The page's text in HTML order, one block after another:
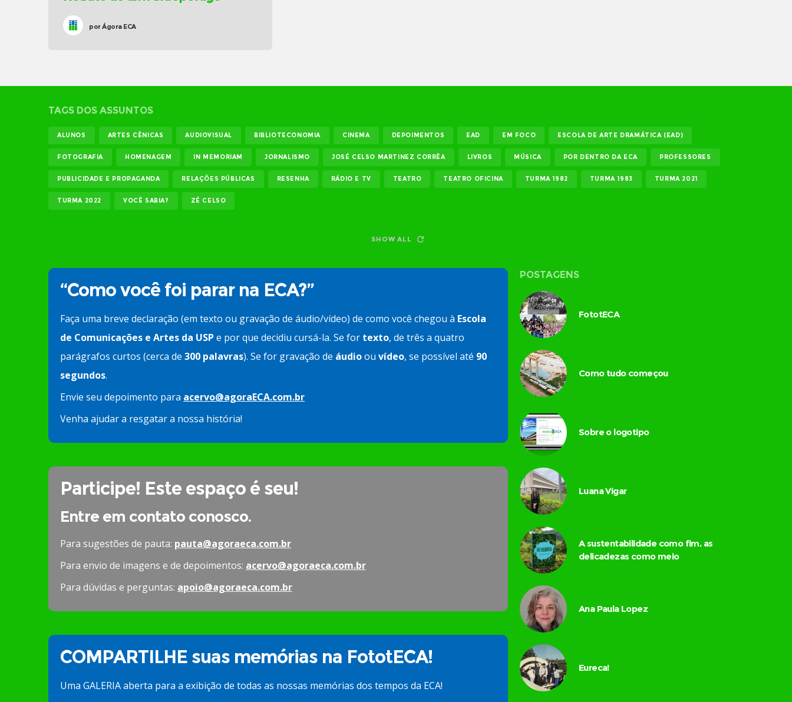
porÁgora ECA
TAGS DOS ASSUNTOS
ALUNOS ARTES CÊNICAS AUDIOVISUAL BIBLIOTECONOMIA CINEMA DEPOIMENTOS EAD EM FOCO ESCOLA DE ARTE DRAMÁTICA (EAD)
FOTOGRAFIA HOMENAGEM IN MEMORIAM JORNALISMO JOSÉ CELSO MARTINEZ CORRÊA LIVROS MÚSICA POR DENTRO DA ECA PROFESSORES
PUBLICIDADE E PROPAGANDA RELAÇÕES PÚBLICAS RESENHA RÁDIO E TV TEATRO TEATRO OFICINA TURMA 1982 TURMA 1983 TURMA 2021
TURMA 2022 VOCÊ SABIA? ZÉ CELSO
SHOW ALL
“Como você foi parar na ECA?”
Faça uma breve declaração (em texto ou gravação de áudio/vídeo) de como você chegou à Escola
de Comunicações e Artes da USP e por que decidiu cursá-la. Se for texto, de três a quatro
parágrafos curtos (cerca de 300 palavras). Se for gravação de áudioou vídeo, se possível até 90
segundos.
Envie seu depoimento para acervo@agoraECA.com.br
Venha ajudar a resgatar a nossa história!
Participe! Este espaço é seu!
Entre em contato conosco.
Para sugestões de pauta: pauta@agoraeca.com.br
Para envio de imagens e de depoimentos: acervo@agoraeca.com.br
Para dúvidas e perguntas: apoio@agoraeca.com.br
COMPARTILHE suas memórias na FototECA!
Uma GALERIA aberta para a exibição de todas as nossas memórias dos tempos da ECA!
POSTAGENS
FototECA
Como tudo começou
Sobre o logotipo
Luana Vigar
A sustentabilidade como fim, as
delicadezas como meio
Ana Paula Lopez
Eureca!